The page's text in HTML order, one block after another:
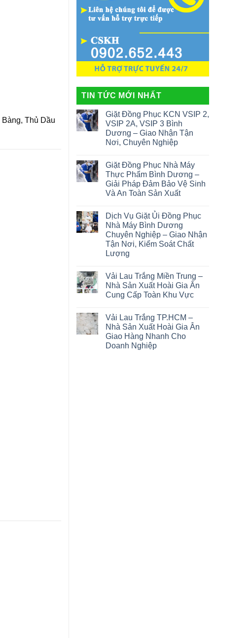
Thủ Dầu
TIN TỨC MỚI NHẤT
Giặt Đồng Phục KCN VSIP 2,
VSIP 2A, VSIP 3 Bình
Dương – Giao Nhận Tận
Nơi, Chuyên Nghiệp
Giặt Đồng Phục Nhà Máy
Thực Phẩm Bình Dương –
Giải Pháp Đảm Bảo Vệ Sinh
Và An Toàn Sản Xuất
Dịch Vụ Giặt Ủi Đồng Phục
Nhà Máy Bình Dương
Chuyên Nghiệp – Giao Nhận
Tận Nơi, Kiểm Soát Chất
Lượng
Vải Lau Trắng Miền Trung –
Nhà Sản Xuất Hoài Gia Ân
Cung Cấp Toàn Khu Vực
Vải Lau Trắng TP.HCM –
Nhà Sản Xuất Hoài Gia Ân
Giao Hàng Nhanh Cho
Doanh Nghiệp